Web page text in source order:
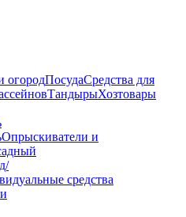
огородПосудаСредства для
ТандырыХозтовары
Опрыскиватели и
средства